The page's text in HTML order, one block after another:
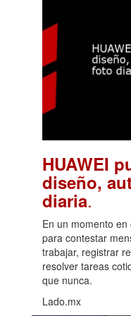
HUAWEI
diseño,
diaria.
En un momento
para contestar
trabajar, registrar
resolver tareas
que nunca.
Lado.mx